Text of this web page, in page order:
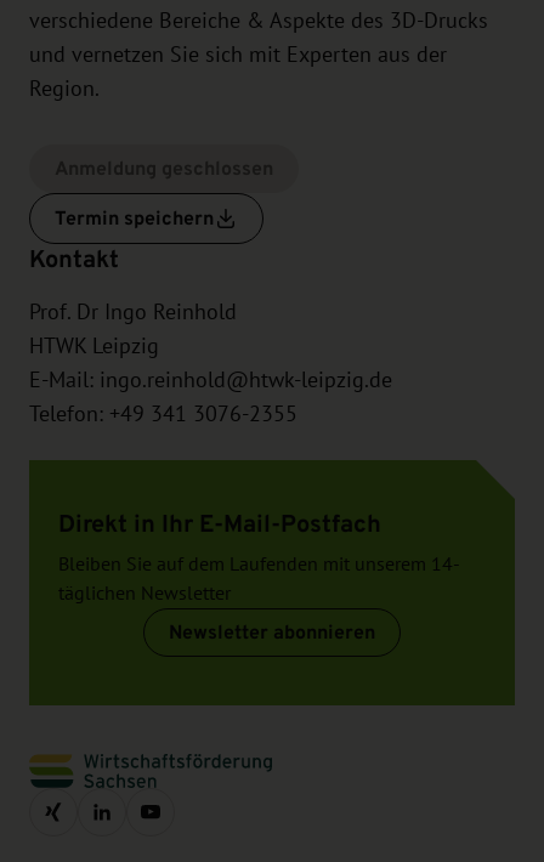
verschiedene Bereiche & Aspekte des 3D-Drucks
und vernetzen Sie sich mit Experten aus der
Region.
Termin speichern
Kontakt
Prof. Dr Ingo Reinhold
HTWK Leipzig
E-Mail: ingo.reinhold@htwk-leipzig.de
Telefon: +49 341 3076-2355
Direkt in Ihr E-Mail-Postfach
Bleiben Sie auf dem Laufenden mit unserem 14-
täglichen Newsletter
Newsletter abonnieren